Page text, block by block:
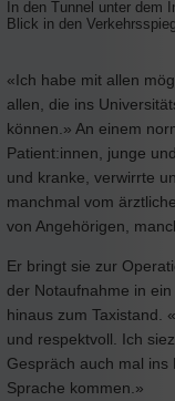
In den Tunnel unter dem
Blick in den
«Ich habe mit allen
allen, die ins
können.» An einem
Patient:innen, junge
und kranke, verwirrte
manchmal vom
von Angehörigen,
Er bringt sie zur
der Notaufnahme in
hinaus zum Taxistand.
und respektvoll. Ich
Gespräch auch mal ins
Sprache kommen.»